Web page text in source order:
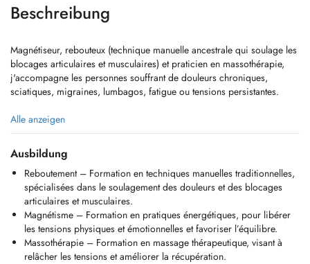
Beschreibung
Magnétiseur, rebouteux (technique manuelle ancestrale qui soulage les
blocages articulaires et musculaires) et praticien en massothérapie,
j'accompagne les personnes souffrant de douleurs chroniques,
sciatiques, migraines, lumbagos, fatigue ou tensions persistantes.
Mon approche associe reboutement, magnétisme et travail corporel
ciblé pour libérer les tensions, redonner de la mobilité et rééquilibrer
le corps. Chaque séance est adaptée à votre situation, avec rigueur et
justesse.
Je consulte au cabinet Synahé à Grass (à 2 minutes dIKEA) et
j'interviens également à domicile.
En cas durgence (douleur bloquante, gêne aiguë), vous pouvez me
contacter directement au 00352 / 661 586 453.
Alle anzeigen
Ausbildung
Reboutement – Formation en techniques manuelles traditionnelles,
spécialisées dans le soulagement des douleurs et des blocages
articulaires et musculaires.
Magnétisme – Formation en pratiques énergétiques, pour libérer
les tensions physiques et émotionnelles et favoriser l’équilibre.
Massothérapie – Formation en massage thérapeutique, visant à
relâcher les tensions et améliorer la récupération.